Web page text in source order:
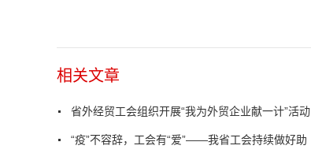
相关文章
省外经贸工会组织开展“我为外贸企业献一计”活动
“疫”不容辞，工会有“爱”——我省工会持续做好助